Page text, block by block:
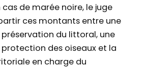
cas de marée noire, le juge
ces montants entre une
du littoral, une
des oiseaux et la
en charge du